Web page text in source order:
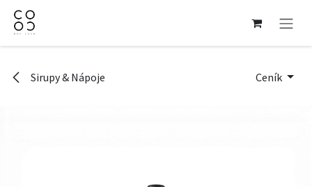
Přejít na obsah
Sirupy & Nápoje Ceník